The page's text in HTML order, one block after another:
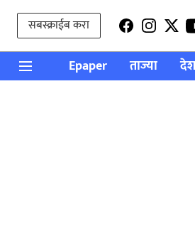
सबस्क्राईब करा
Epaper ताज्या देश